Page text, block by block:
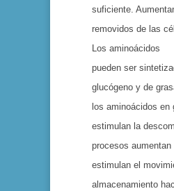
suficiente.
removidos de las
Los aminoá­cidos
pueden ser
glucógeno y de
los aminoácidos en
esti­mulan la
pro­cesos
estimulan el
almacenamiento